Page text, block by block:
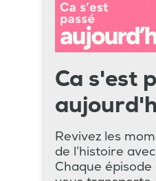
Ca s'est
Revivez les
de l’histoire
Chaque